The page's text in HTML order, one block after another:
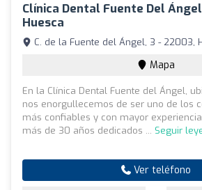
Clínica Dental Fuente Del
Huesca
C. de la Fuente del Ángel, 3 - 22003,
Mapa
En la Clínica Dental Fuente del Ángel,
nos enorgullecemos de ser uno de los
más confiables y con mayor
más de 30 años dedicados ... Seguir
Ver teléfono